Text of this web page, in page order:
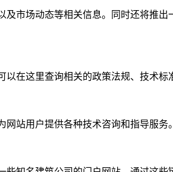
市场动态等相关信息。同时还将推
在这里查询相关的政策法规、技术
网站用户提供各种技术咨询和指导服务